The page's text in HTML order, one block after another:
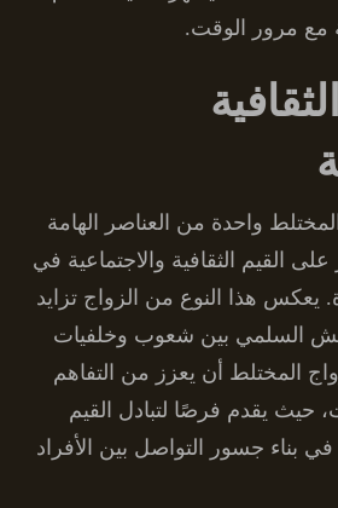
مع مرور الوقت.
واحدة من العناصر الهامة
القيم الثقافية والاجتماعية في
يعكس هذا النوع من الزواج تزايد
السلمي بين شعوب وخلفيات
المختلط أن يعزز من التفاهم
حيث يقدم فرصًا لتبادل القيم
بناء جسور التواصل بين الأفراد